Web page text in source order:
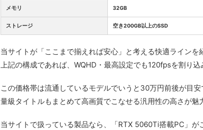
メモリ 32GB
ストレージ 空き200GB以上のSSD
当サイトが「ここまで揃えれば安心」と考える快適ラインを
上記の構成であれば、WQHD・最高設定でも120fpsを割り
この価格帯は流通しているモデルでいうと30万円前後が目
量級タイトルもまとめて高画質でこなせる汎用性の高さが魅
当サイトで扱っている製品なら、「RTX 5060Ti搭載PC」が